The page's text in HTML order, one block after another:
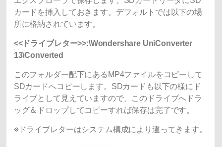
カードを挿入しておきます。デフォルトでは以下の場
所に格納されています。
<<ドライブレター>>:\Wondershare UniConverter
13\Converted
このフォルダー配下にあるMP4ファイルをコピーして
SDカードへコピーします。SDカードも以下の様にド
ライブとして見えていますので、このドライブへドラ
ッグ＆ドロップしてコピーすれば保存は完了です。
※ドライブレターはシステム構成により違ってきます。